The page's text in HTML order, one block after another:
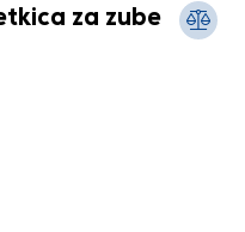
za zube